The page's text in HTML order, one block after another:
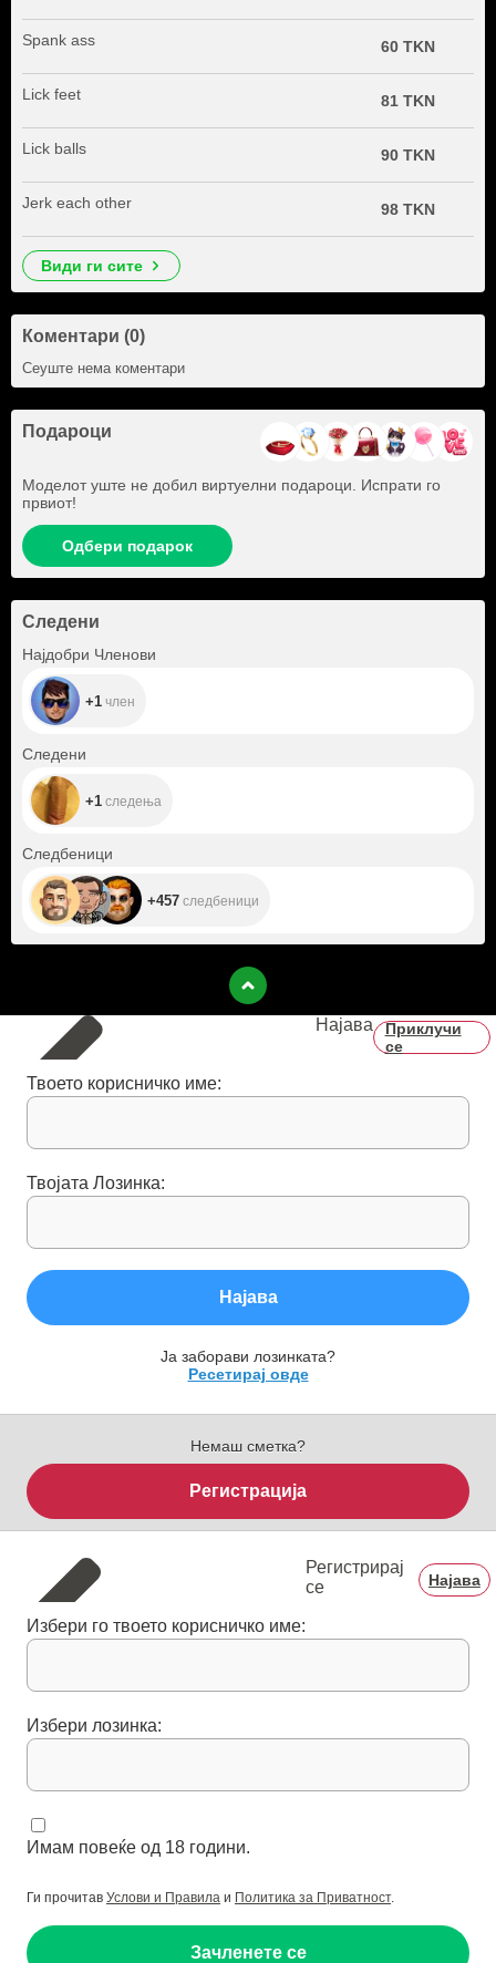
Spank ass 60 TKN
Lick feet 81 TKN
Lick balls 90 TKN
Jerk each other 98 TKN
види ги сите
Коментари (0)
Сеуште нема коментари
Подароци
Моделот уште не добил виртуелни подароци. Испрати го
првиот!
Одбери подарок
Следени
Најдобри Членови
+1
+1 член
Следени
+1 следења
Следбеници
+457 следбеници
Најава
Приклучи
се
Твоето корисничко име:
Твојата Лозинка:
Најава
Ја заборави лозинката?
Ресетирај овде
Немаш сметка?
Регистрација
Регистрирај
се
Најава
Избери го твоето корисничко име:
Избери лозинка:
Имам повеќе од 18 години.
Ги прочитав Услови и Правила и Политика за Приватност.
Зачленете се